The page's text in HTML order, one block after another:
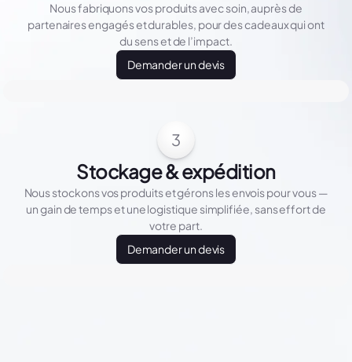
Nous fabriquons vos produits avec soin, auprès de
partenaires engagés et durables, pour des cadeaux qui ont
du sens et de l’impact.
Demander un devis
3
Stockage & expédition
Nous stockons vos produits et gérons les envois pour vous —
un gain de temps et une logistique simplifiée, sans effort de
votre part.
Demander un devis